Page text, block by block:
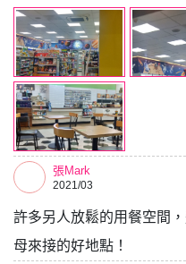
張Mark
2021/03
許多另人放鬆的用餐空間
母來接的好地點！